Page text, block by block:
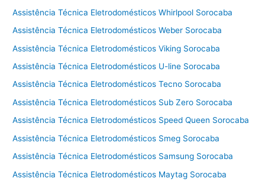
e
c
a
o
t
Assistência Técnica Eletrodomésticos Whirlpool Sorocaba
Assistência Técnica Eletrodomésticos Weber Sorocaba
Assistência Técnica Eletrodomésticos Viking Sorocaba
Assistência Técnica Eletrodomésticos U-line Sorocaba
Assistência Técnica Eletrodomésticos Tecno Sorocaba
Assistência Técnica Eletrodomésticos Sub Zero Sorocaba
Assistência Técnica Eletrodomésticos Speed Queen Sorocaba
Assistência Técnica Eletrodomésticos Smeg Sorocaba
Assistência Técnica Eletrodomésticos Samsung Sorocaba
Assistência Técnica Eletrodomésticos Maytag Sorocaba